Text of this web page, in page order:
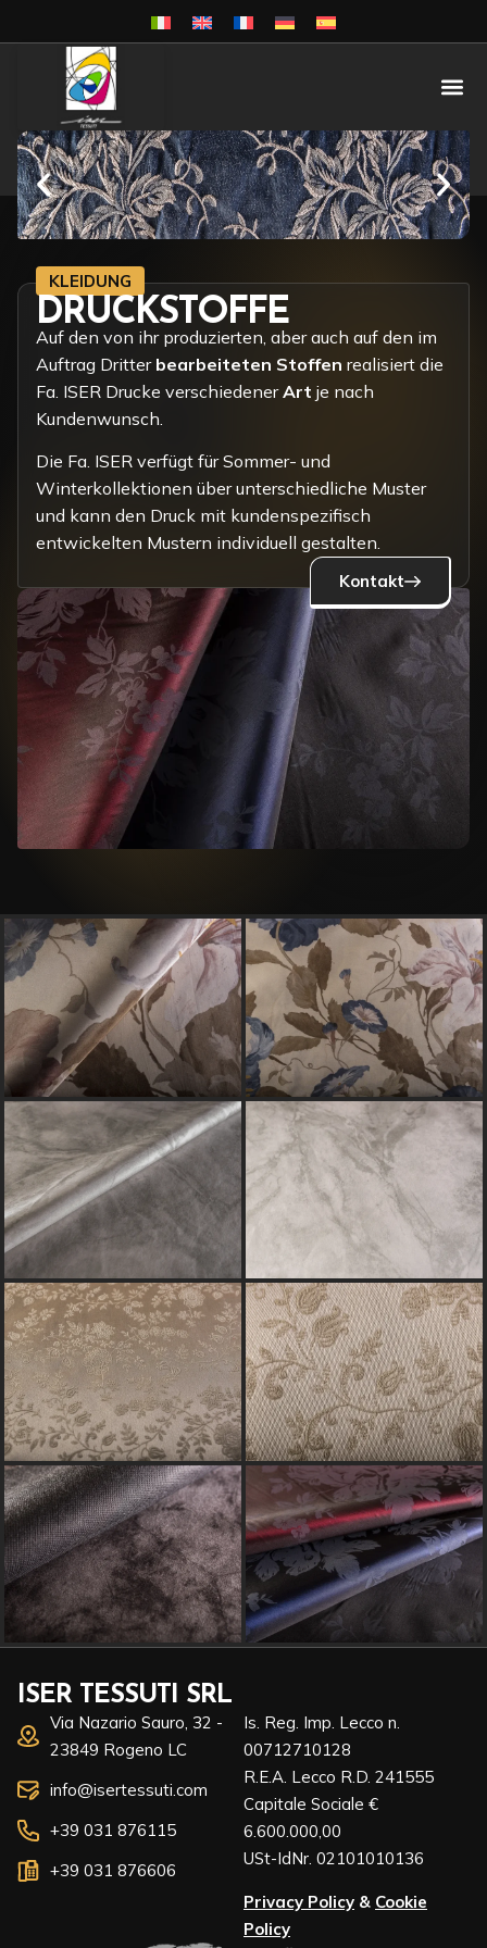
KLEIDUNG
DRUCKSTOFFE
Auf den von ihr produzierten, aber auch auf den im
Auftrag Dritter bearbeiteten Stoffen realisiert die
Fa. ISER Drucke verschiedenerArt je nach
Kundenwunsch.
Die Fa. ISER verfügt für Sommer- und
Winterkollektionen über unterschiedliche Muster
und kann den Druck mit kundenspezifisch
entwickelten Mustern individuell gestalten.
Kontakt
ISER TESSUTI SRL
Via Nazario Sauro, 32 -
23849 Rogeno LC
info@isertessuti.com
+39 031 876115
+39 031 876606
Is. Reg. Imp. Lecco n.
00712710128
R.E.A. Lecco R.D. 241555
Capitale Sociale €
6.600.000,00
USt-IdNr. 02101010136
Privacy Policy & Cookie
Policy